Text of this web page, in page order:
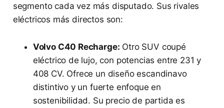
segmento cada vez más disputado. Sus rivales
eléctricos más directos son:
Volvo C40 Recharge: Otro SUV coupé
eléctrico de lujo, con potencias entre 231 y
408 CV. Ofrece un diseño escandinavo
distintivo y un fuerte enfoque en
sostenibilidad. Su precio de partida es